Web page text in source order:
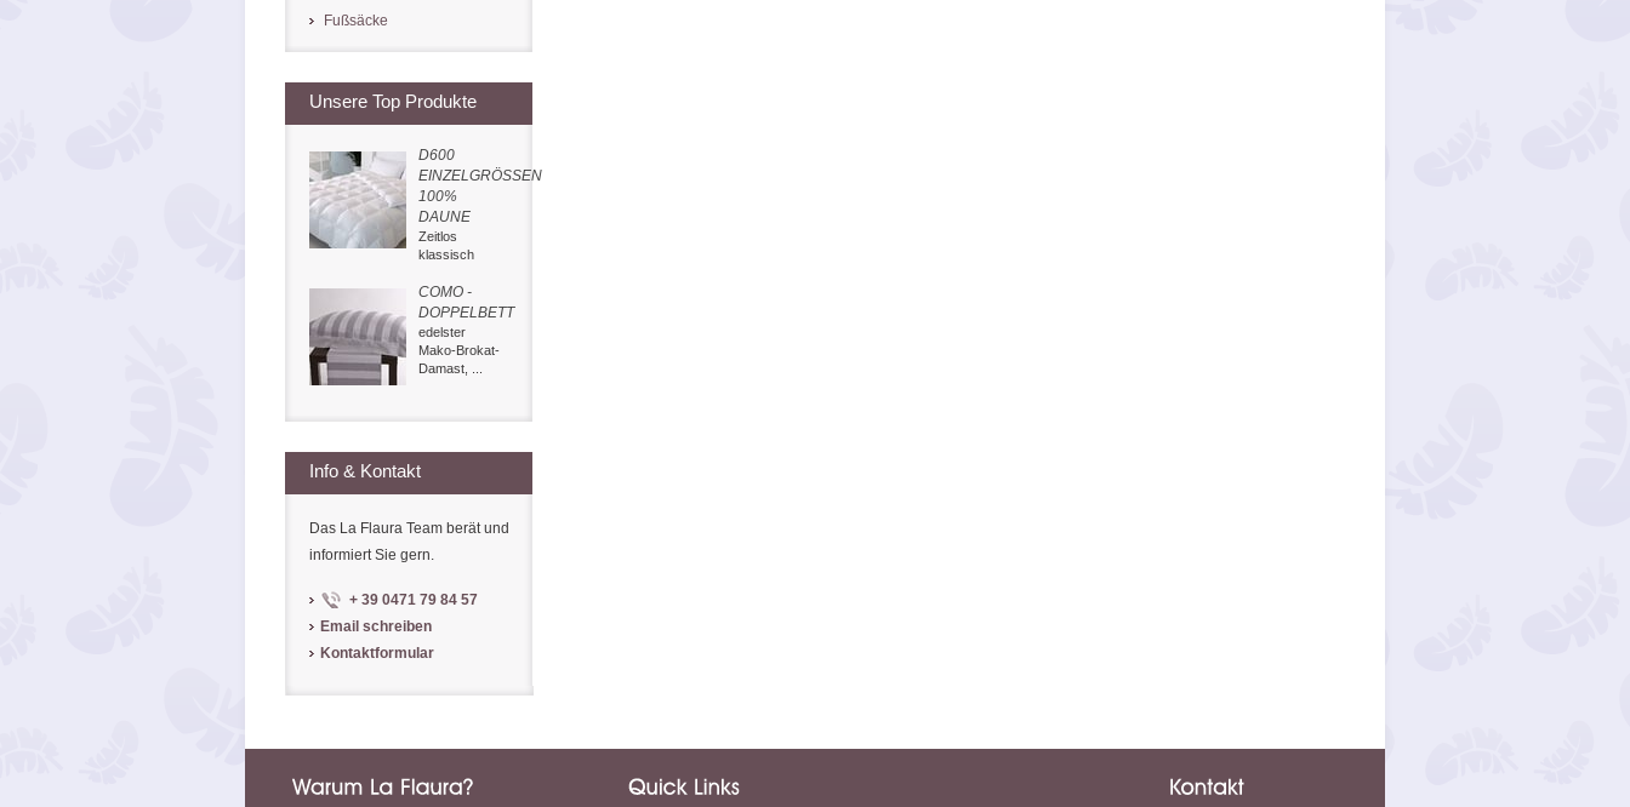
Fußsäcke
Unsere Top Produkte
D600
EINZELGRÖSSEN
100%
DAUNE
Zeitlos
klassisch
COMO -
DOPPELBETT
edelster
Mako-Brokat-
Damast, ...
Info & Kontakt
Das La Flaura Team berät und
informiert Sie gern.
+ 39 0471 79 84 57
Email schreiben
Kontaktformular